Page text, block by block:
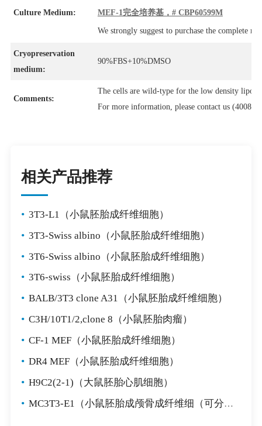
Culture Medium: MEF-1完全培养基，# CBP60599M
We strongly suggest to purchase the complete
Cryopreservation
medium:
90%FBS+10%DMSO
Comments:
The cells are wild-type for the low density
For more information, please contact us (4008-
相关产品推荐
• 3T3-L1（小鼠胚胎成纤维细胞）
• 3T3-Swiss albino（小鼠胚胎成纤维细胞）
• 3T6-Swiss albino（小鼠胚胎成纤维细胞）
• 3T6-swiss（小鼠胚胎成纤维细胞）
• BALB/3T3 clone A31（小鼠胚胎成纤维细胞）
• C3H/10T1/2,clone 8（小鼠胚胎肉瘤）
• CF-1 MEF（小鼠胚胎成纤维细胞）
• DR4 MEF（小鼠胚胎成纤维细胞）
• H9C2(2-1)（大鼠胚胎心肌细胞）
• MC3T3-E1（小鼠胚胎成颅骨成纤维细（可分化为成骨））